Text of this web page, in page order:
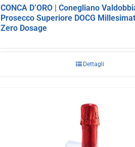
CONCA D’ORO | Conegliano
Prosecco Superiore DOCG
Zero Dosage
Dettagli